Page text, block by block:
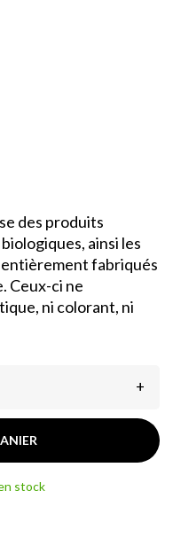
des produits
ainsi les
fabriqués
Ceux-ci ne
ni colorant, ni
+
stock